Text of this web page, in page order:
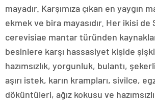
mayadır. Karşımıza çıkan en yaygın
ekmek ve bira mayasıdır. Her ikisi
cerevisiae mantar türünden
besinlere karşı hassasiyet kişide
hazımsızlık, yorgunluk, bulantı,
aşırı istek, karın krampları, sivilce,
döküntüleri, ağız kokusu ve